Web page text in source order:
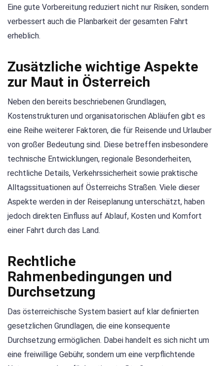
Eine gute Vorbereitung reduziert nicht nur Risiken, sondern
verbessert auch die Planbarkeit der gesamten Fahrt
erheblich.
Zusätzliche wichtige Aspekte
zur Maut in Österreich
Neben den bereits beschriebenen Grundlagen,
Kostenstrukturen und organisatorischen Abläufen gibt es
eine Reihe weiterer Faktoren, die für Reisende und Urlauber
von großer Bedeutung sind. Diese betreffen insbesondere
technische Entwicklungen, regionale Besonderheiten,
rechtliche Details, Verkehrssicherheit sowie praktische
Alltagssituationen auf Österreichs Straßen. Viele dieser
Aspekte werden in der Reiseplanung unterschätzt, haben
jedoch direkten Einfluss auf Ablauf, Kosten und Komfort
einer Fahrt durch das Land.
Rechtliche
Rahmenbedingungen und
Durchsetzung
Das österreichische System basiert auf klar definierten
gesetzlichen Grundlagen, die eine konsequente
Durchsetzung ermöglichen. Dabei handelt es sich nicht um
eine freiwillige Gebühr, sondern um eine verpflichtende